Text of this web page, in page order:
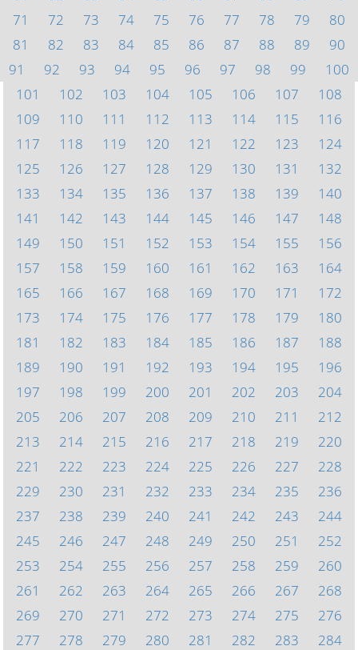
71
72 73 74 75 76 77 78 79
80
81
82 83 84 85 86 87 88 89
90
91
92 93 94 95 96 97 98 99
100
101
102 103 104 105 106 107
108
109
110 111 112 113 114 115
116
117
118 119 120 121 122 123
124
125
126 127 128 129 130 131
132
133
134 135 136 137 138 139
140
141
142 143 144 145 146 147
148
149
150 151 152 153 154 155
156
157
158 159 160 161 162 163
164
165
166 167 168 169 170 171
172
173
174 175 176 177 178 179
180
181
182 183 184 185 186 187
188
189
190 191 192 193 194 195
196
197
198 199 200 201 202 203
204
205
206 207 208 209 210 211
212
213
214 215 216 217 218 219
220
221
222 223 224 225 226 227
228
229
230 231 232 233 234 235
236
237
238 239 240 241 242 243
244
245
246 247 248 249 250 251
252
253
254 255 256 257 258 259
260
261
262 263 264 265 266 267
268
269
270 271 272 273 274 275
276
277
278 279 280 281 282 283
284